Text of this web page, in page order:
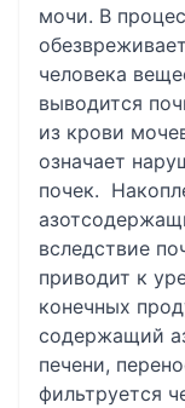
мочи. В
человека
выводится
из крови
означает
почек.
вследствие
приводит к
конечных
содержащий
печени,
фильтруется